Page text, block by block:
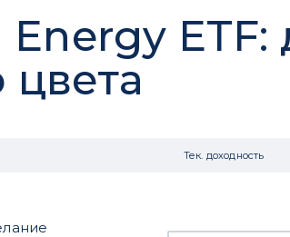
ETF:
Тек. доходность